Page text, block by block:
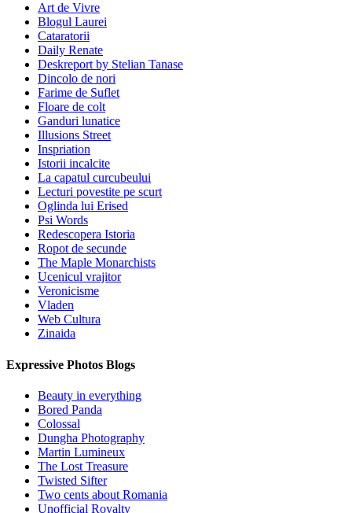
Art de Vivre
Blogul Laurei
Cataratorii
Daily Renate
Deskreport by Stelian Tanase
Dincolo de nori
Farime de Suflet
Floare de colt
Ganduri lunatice
Illusions Street
Inspriation
Istorii incalcite
La capatul curcubeului
Lecturi povestite pe scurt
Oglinda lui Erised
Psi Words
Redescopera Istoria
Ropot de secunde
The Maple Monarchists
Ucenicul vrajitor
Veronicisme
Vladen
Web Cultura
Zinaida
Expressive Photos Blogs
Beauty in everything
Bored Panda
Colossal
Dungha Photography
Martin Lumineux
The Lost Treasure
Twisted Sifter
Two cents about Romania
Unofficial Royalty